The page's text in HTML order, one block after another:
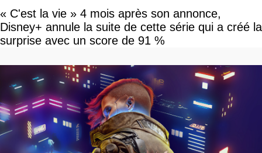
« C'est la vie » 4 mois après son annonce,
Disney+ annule la suite de cette série qui a créé la
surprise avec un score de 91 %